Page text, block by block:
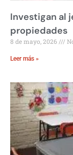
Investigan al
propiedades
8 de mayo, 2026
Leer más »